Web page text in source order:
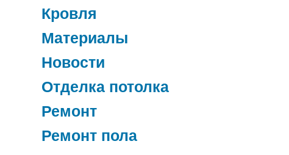
Кровля
Материалы
Новости
Отделка потолка
Ремонт
Ремонт пола